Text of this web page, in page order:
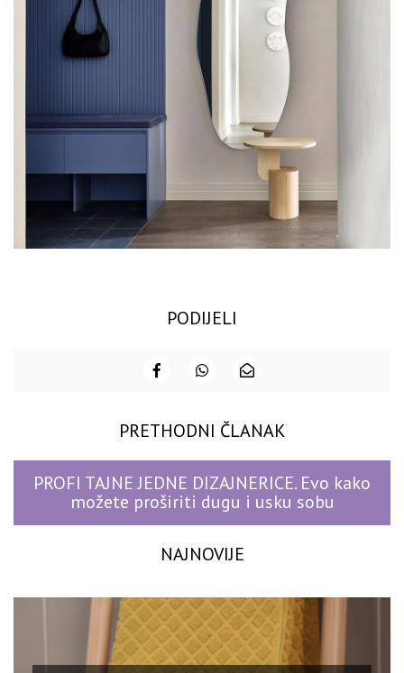
PODIJELI
PRETHODNI ČLANAK
PROFI TAJNE JEDNE DIZAJNERICE. Evo kako
možete proširiti dugu i usku sobu
NAJNOVIJE